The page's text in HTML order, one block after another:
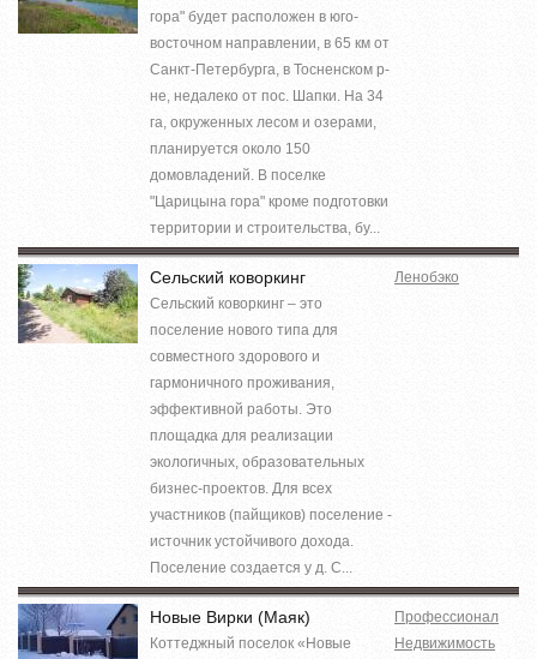
гора" будет расположен в юго-
восточном направлении, в 65 км от
Санкт-Петербурга, в Тосненском р-
не, недалеко от пос. Шапки. На 34
га, окруженных лесом и озерами,
планируется около 150
домовладений. В поселке
"Царицына гора" кроме подготовки
территории и строительства, бу...
Сельский коворкинг
Сельский коворкинг – это
поселение нового типа для
совместного здорового и
гармоничного проживания,
эффективной работы. Это
площадка для реализации
экологичных, образовательных
бизнес-проектов. Для всех
участников (пайщиков) поселение -
источник устойчивого дохода.
Поселение создается у д. С...
Ленобэко
Новые Вирки (Маяк)
Коттеджный поселок «Новые
Профессионал
Недвижимость